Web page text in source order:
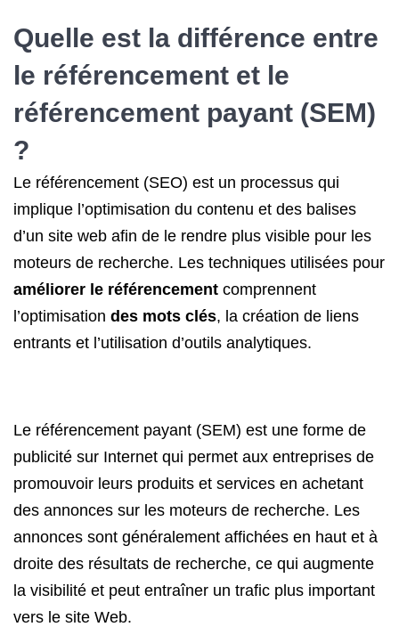
Quelle est la différence entre
le référencement et le
référencement payant (SEM)
?
Le référencement (SEO) est un processus qui
implique l’optimisation du contenu et des balises
d’un site web afin de le rendre plus visible pour les
moteurs de recherche. Les techniques utilisées pour
améliorer le référencement comprennent
l’optimisation des mots clés, la création de liens
entrants et l’utilisation d’outils analytiques.
Le référencement payant (SEM) est une forme de
publicité sur Internet qui permet aux entreprises de
promouvoir leurs produits et services en achetant
des annonces sur les moteurs de recherche. Les
annonces sont généralement affichées en haut et à
droite des résultats de recherche, ce qui augmente
la visibilité et peut entraîner un trafic plus important
vers le site Web.